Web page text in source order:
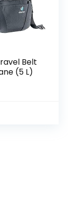
Belt
(5 L)